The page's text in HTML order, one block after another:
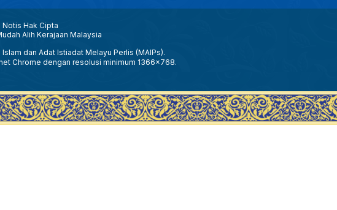
Notis Hak Cipta
Alih Kerajaan Malaysia
dan Adat Istiadat Melayu Perlis (MAIPs).
Chrome dengan resolusi minimum 1366x768.